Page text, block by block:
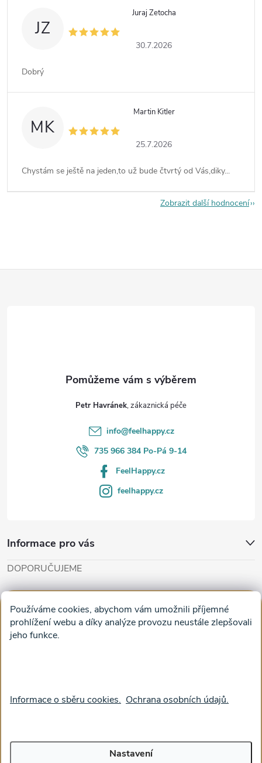
Používáme cookies, abychom vám umožnili příjemné
prohlížení webu a díky analýze provozu neustále zlepšovali
jeho funkce.
Informace o sběru cookies. Ochrana osobních údajů.
Nastavení
JZ
Juraj Zetocha
30.7.2026
Dobrý
MK
Martin Kitler
25.7.2026
Chystám se ještě na jeden,to už bude čtvrtý od Vás,diky...
Zobrazit další hodnocení
Petr Havránek
info@feelhappy.cz
735 966 384 Po-Pá 9-14
FeelHappy.cz
feelhappy.cz
Informace pro vás
DOPORUČUJEME
Obrazy na plátně na zeď a stěnu do obýváku
Facebook